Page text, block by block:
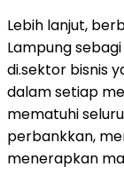
Lebih lanjut,
Lampung
di.sektor bisnis
dalam setiap
mematuhi
perbankkan,
menerapkan